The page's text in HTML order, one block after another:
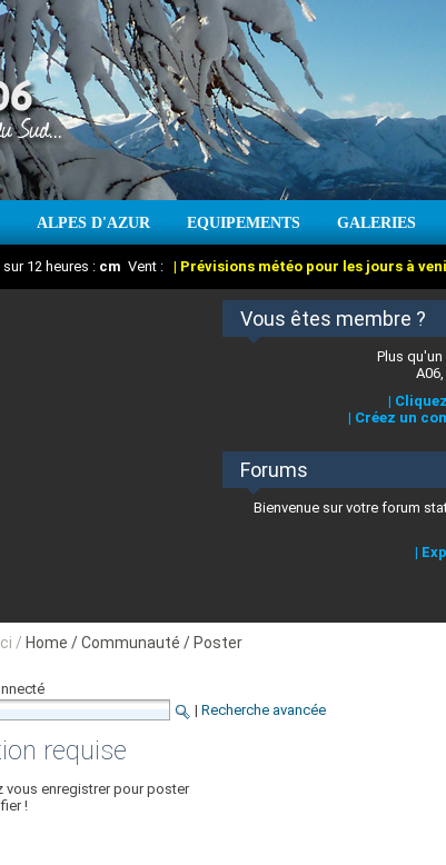
ALPES D'AZUR EQUIPEMENTS GALERIES
Prévisions météo pour les jours à venir
12 heures : cm Vent : | Prévisions météo pour les jours à
des stations des Alpes-Maritimes
Vous êtes membre ?
Plus
|
| Créez un
Forums
Bienvenue sur votre forum
|
/ Home / Communauté / Poster
| Recherche avancée
requise
vous enregistrer pour poster
!